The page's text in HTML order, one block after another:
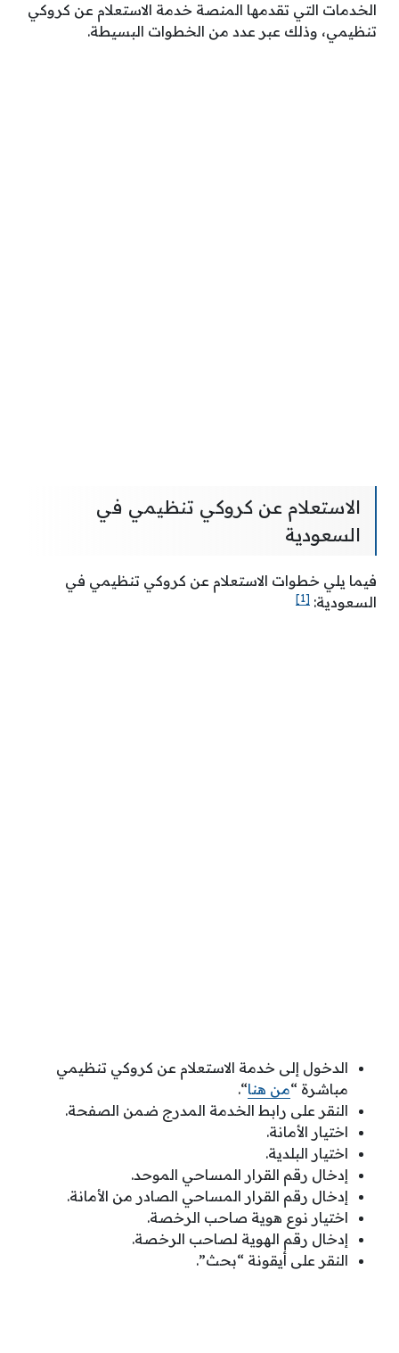
الخدمات التي تقدمها المنصة خدمة الاستعلام عن كروكي
تنظيمي، وذلك عبر عدد من الخطوات البسيطة.
الاستعلام عن كروكي تنظيمي في
السعودية
فيما يلي خطوات الاستعلام عن كروكي تنظيمي في
السعودية: [1]
الدخول إلى خدمة الاستعلام عن كروكي تنظيمي
مباشرة “من هنا“.
النقر على رابط الخدمة المدرج ضمن الصفحة.
اختيار الأمانة.
اختيار البلدية.
إدخال رقم القرار المساحي الموحد.
إدخال رقم القرار المساحي الصادر من الأمانة.
اختيار نوع هوية صاحب الرخصة.
إدخال رقم الهوية لصاحب الرخصة.
النقر على أيقونة “بحث”.